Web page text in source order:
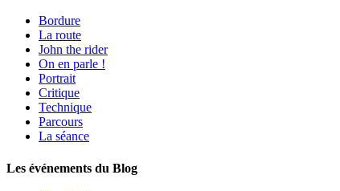
Bordure
La route
John the rider
On en parle !
Portrait
Critique
Technique
Parcours
La séance
Les événements du Blog